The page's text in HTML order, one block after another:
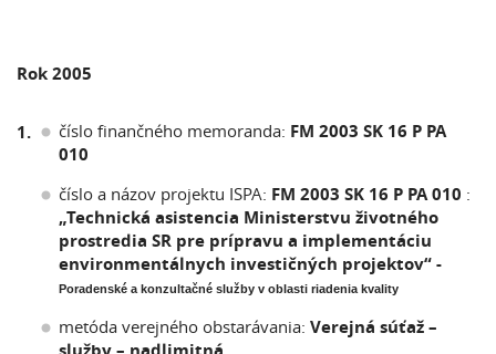
Rok 2005
1. číslo finančného memoranda: FM 2003 SK 16 P PA
010
číslo a názov projektu ISPA: FM 2003 SK 16 P PA 010 :
„Technická asistencia Ministerstvu životného
prostredia SR pre prípravu a implementáciu
environmentálnych investičných projektov“ -
Poradenské a konzultačné služby v oblasti riadenia kvality
metóda verejného obstarávania: Verejná súťaž –